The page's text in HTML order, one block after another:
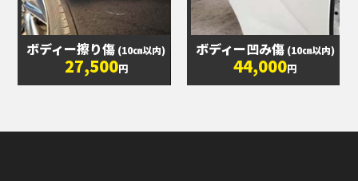
ボディー擦り傷 (10㎝以内)
27,500円
ボディー凹み傷 (10㎝以内)
44,000円